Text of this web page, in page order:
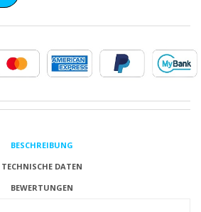
BESCHREIBUNG
TECHNISCHE DATEN
BEWERTUNGEN